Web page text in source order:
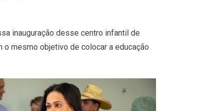
inauguração desse centro infantil de
mesmo objetivo de colocar a educação